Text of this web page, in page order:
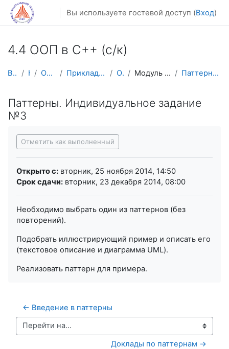
Перейти к основному содержанию
Вы используете гостевой доступ (Вход)
4.4 ООП в С++ (с/к)
В начало Курсы Осенний семестр Прикладная математика и информатика ООП в С++ Модуль 4. Паттерны проектирования Паттерны. Индивидуальное задание №3
Паттерны. Индивидуальное задание
№3
Отметить как выполненный
Открыто с: вторник, 25 ноября 2014, 14:50
Срок сдачи: вторник, 23 декабря 2014, 08:00
Необходимо выбрать один из паттернов (без
повторений).
Подобрать иллюстрирующий пример и описать его
(текстовое описание и диаграмма UML).
Реализовать паттерн для примера.
← Введение в паттерны
Перейти на...
Доклады по паттернам →